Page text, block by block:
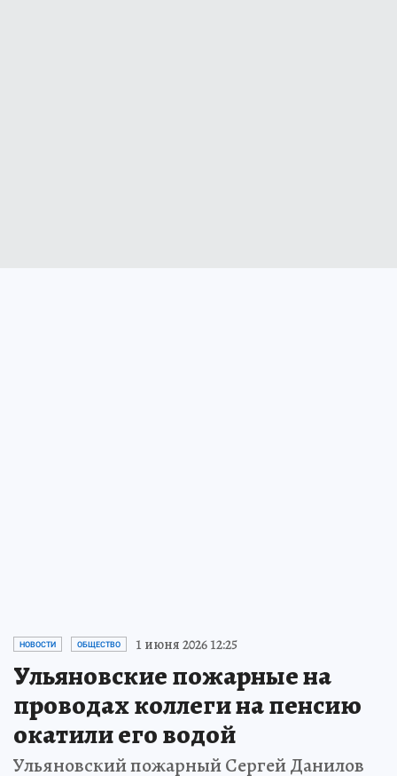
НОВОСТИ ОБЩЕСТВО 1 июня 2026 12:25
Ульяновские пожарные на
проводах коллеги на пенсию
окатили его водой
Ульяновский пожарный Сергей Данилов